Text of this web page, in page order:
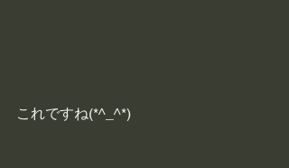
これですね(*^_^*)